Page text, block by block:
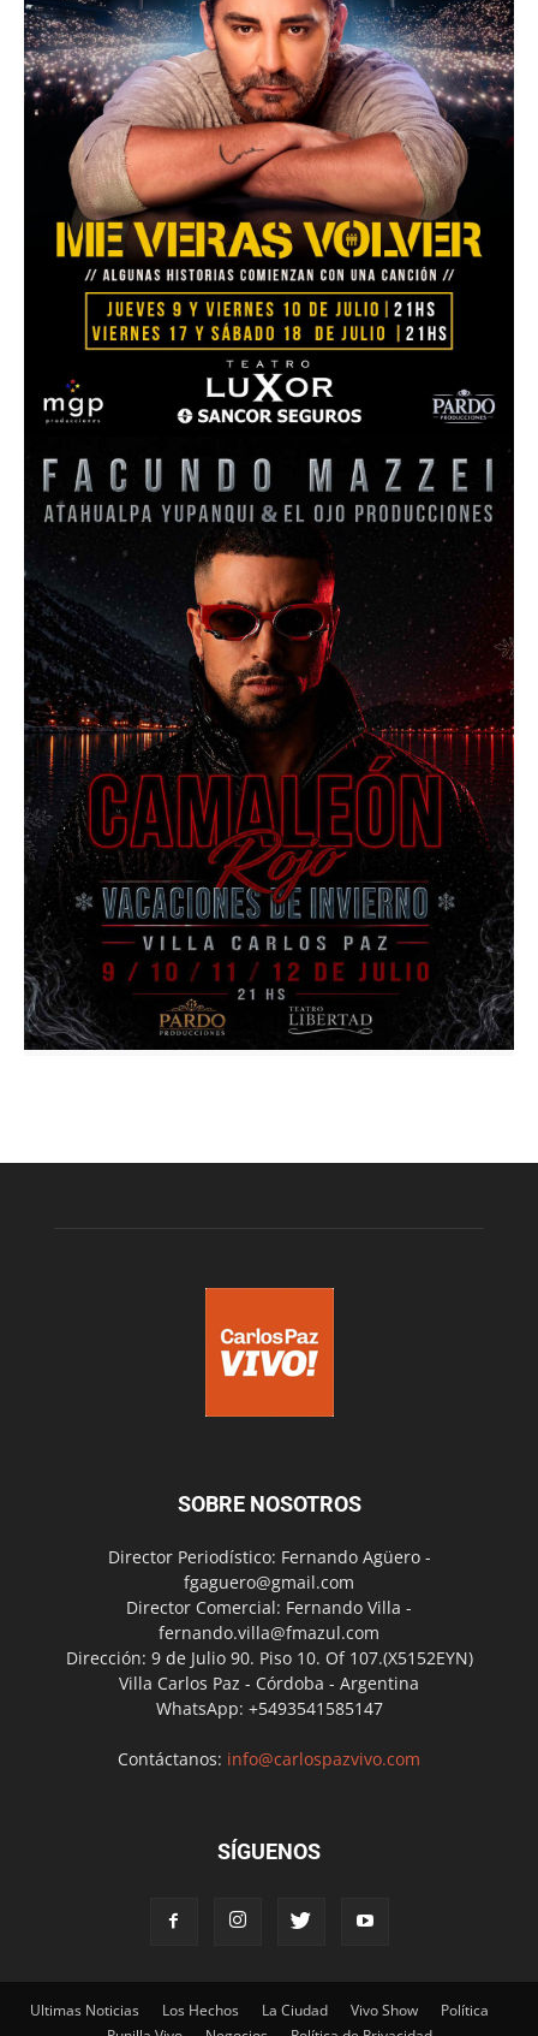
SOBRE NOSOTROS
Director Periodístico: Fernando Agüero -
fgaguero@gmail.com
Director Comercial: Fernando Villa -
fernando.villa@fmazul.com
Dirección: 9 de Julio 90. Piso 10. Of 107.(X5152EYN)
Villa Carlos Paz - Córdoba - Argentina
WhatsApp: +5493541585147
Contáctanos: info@carlospazvivo.com
SÍGUENOS
Ultimas Noticias Los Hechos La Ciudad Vivo Show
Política